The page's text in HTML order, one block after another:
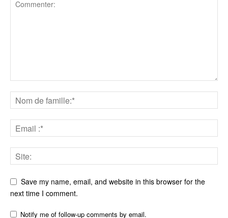
Save my name, email, and website in this browser for the
next time I comment.
Notify me of follow-up comments by email.